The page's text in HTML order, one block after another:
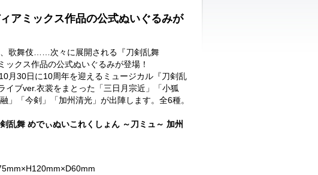
アミックス作品の公式ぬいぐるみが
、歌舞伎……次々に展開される『刀剣乱舞
ックス作品の公式ぬいぐるみが登場！
月30日に10周年を迎えるミュージカル『刀剣乱
イブver.衣裳をまとった「三日月宗近」「小狐
」「今剣」「加州清光」が出陣します。全6種。
乱舞 めでぃぬいこれくしょん ～刀ミュ～ 加州